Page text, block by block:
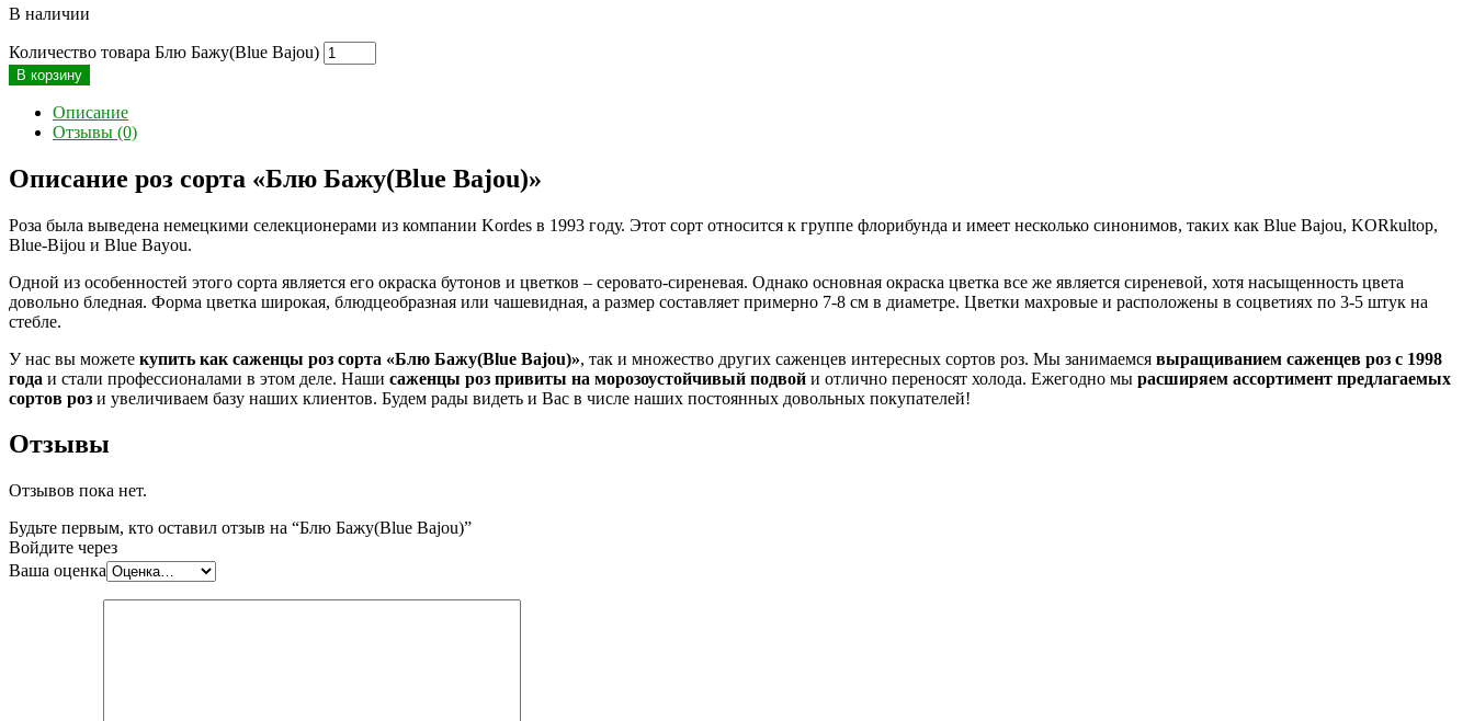
В наличии
Количество товара Блю Бажу(Blue Bajou)
В корзину
Описание
Отзывы (0)
Описание роз сорта «Блю Бажу(Blue Bajou)»
Роза была выведена немецкими селекционерами из компании Kordes в 1993 году. Этот сорт относится к группе флорибунда и имеет несколько синонимов, таких как Blue Bajou, KORkultop,
Blue-Bijou и Blue Bayou.
Одной из особенностей этого сорта является его окраска бутонов и цветков – серовато-сиреневая. Однако основная окраска цветка все же является сиреневой, хотя насыщенность цвета
довольно бледная. Форма цветка широкая, блюдцеобразная или чашевидная, а размер составляет примерно 7-8 см в диаметре. Цветки махровые и расположены в соцветиях по 3-5 штук на
стебле.
У нас вы можете купить как саженцы роз сорта «Блю Бажу(Blue Bajou)», так и множество других саженцев интересных сортов роз. Мы занимаемся выращиванием саженцев роз с 1998
года и стали профессионалами в этом деле. Наши саженцы роз привиты на морозоустойчивый подвой и отлично переносят холода. Ежегодно мы расширяем ассортимент предлагаемых
сортов роз и увеличиваем базу наших клиентов. Будем рады видеть и Вас в числе наших постоянных довольных покупателей!
Отзывы
Отзывов пока нет.
Будьте первым, кто оставил отзыв на “Блю Бажу(Blue Bajou)”
Войдите через
Ваша оценка